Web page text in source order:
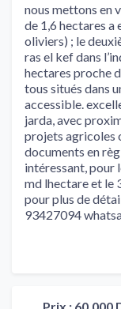
nous mettons en
de 1,6 hectares a
oliviers) ; le
ras el kef dans
hectares proche
tous situés dans
accessible.
jarda, avec
projets agricoles
documents en
intéressant, pour
md lhectare et le
pour plus de
93427094